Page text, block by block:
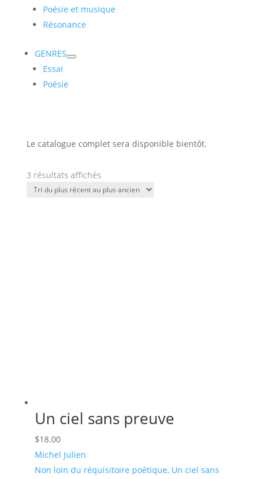
Poésie et musique
Résonance
GENRES
Essai
Poésie
Le catalogue complet sera disponible bientôt.
3 résultats affichésTrié
du
Un ciel sans preuve
$18.00
Michel Julien
Non loin du réquisitoire poétique, Un ciel sans